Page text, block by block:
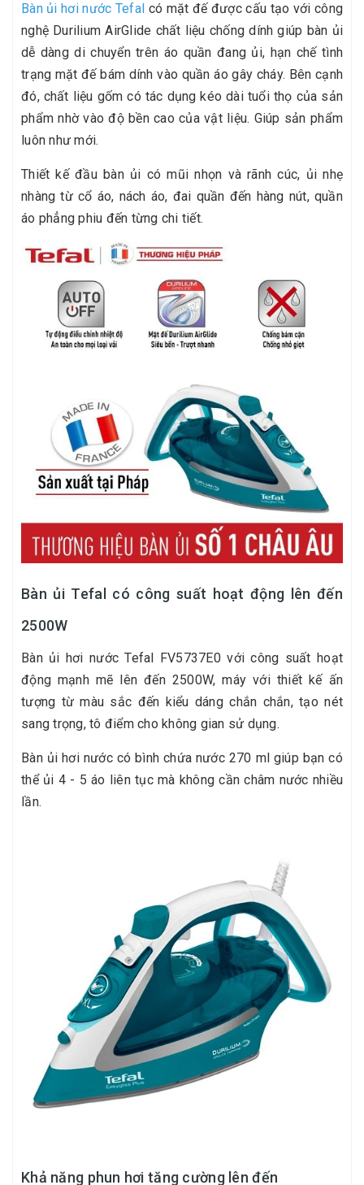
Bàn ủi hơi nước Tefal có mặt đế được cấu tạo với công
nghệ Durilium AirGlide chất liệu chống dính giúp bàn ủi
dễ dàng di chuyển trên áo quần đang ủi, hạn chế tình
trạng mặt đế bám dính vào quần áo gây cháy. Bên cạnh
đó, chất liệu gốm có tác dụng kéo dài tuổi thọ của sản
phẩm nhờ vào độ bền cao của vật liệu. Giúp sản phẩm
luôn như mới.
Thiết kế đầu bàn ủi có mũi nhọn và rãnh cúc, ủi nhẹ
nhàng từ cổ áo, nách áo, đai quần đến hàng nút, quần
áo phẳng phiu đến từng chi tiết.
Bàn ủi Tefal có công suất hoạt động lên đến
2500W
Bàn ủi hơi nước Tefal FV5737E0 với công suất hoạt
động mạnh mẽ lên đến 2500W, máy với thiết kế ấn
tượng từ màu sắc đến kiểu dáng chắn chắn, tạo nét
sang trọng, tô điểm cho không gian sử dụng.
Bàn ủi hơi nước có bình chứa nước 270 ml giúp bạn có
thể ủi 4 - 5 áo liên tục mà không cần châm nước nhiều
lần.
Khả năng phun hơi tăng cường lên đến